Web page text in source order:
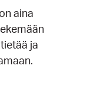
aina
ja